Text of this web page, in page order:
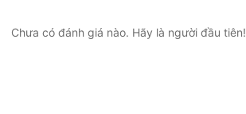
Chưa có đánh giá nào. Hãy là người đầu tiên!